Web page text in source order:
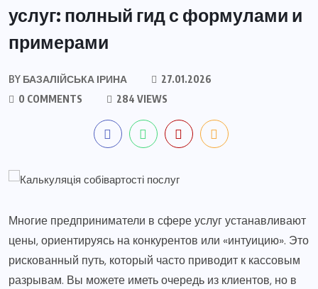
услуг: полный гид с формулами и
примерами
BY БАЗАЛІЙСЬКА ІРИНА
27.01.2026
0 COMMENTS
284 VIEWS
Многие предприниматели в сфере услуг устанавливают
цены, ориентируясь на конкурентов или «интуицию». Это
рискованный путь, который часто приводит к кассовым
разрывам. Вы можете иметь очередь из клиентов, но в